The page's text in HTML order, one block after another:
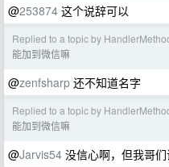
@253874 这个说辞可以
Replied to a topic by
能加到微信嘛
@zenfsharp 还不知道名字
Replied to a topic by
能加到微信嘛
@Jarvis54 没信心啊，但我哥